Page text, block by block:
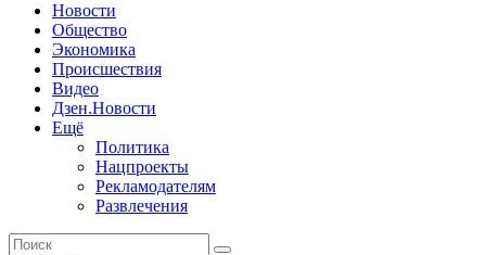
Новости
Общество
Экономика
Происшествия
Видео
Дзен.Новости
Ещё
Политика
Нацпроекты
Рекламодателям
Развлечения